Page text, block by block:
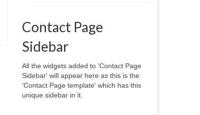
Contact Page
Sidebar
All the widgets added to 'Contact Page
Sidebar' will appear here as this is the
'Contact Page template' which has this
unique sidebar in it.